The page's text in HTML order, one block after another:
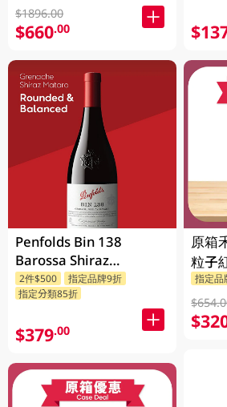
$1896.00
$660.00
Penfolds Bin 138
Barossa Shiraz
Grenache Mataro
750ML
2件$500
指定品牌9折
指定分類85折
$379.00
原箱
指定品